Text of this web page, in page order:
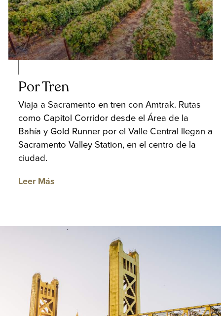
Por Tren
Viaja a Sacramento en tren con Amtrak. Rutas
como Capitol Corridor desde el Área de la
Bahía y Gold Runner por el Valle Central llegan a
Sacramento Valley Station, en el centro de la
ciudad.
Leer Más